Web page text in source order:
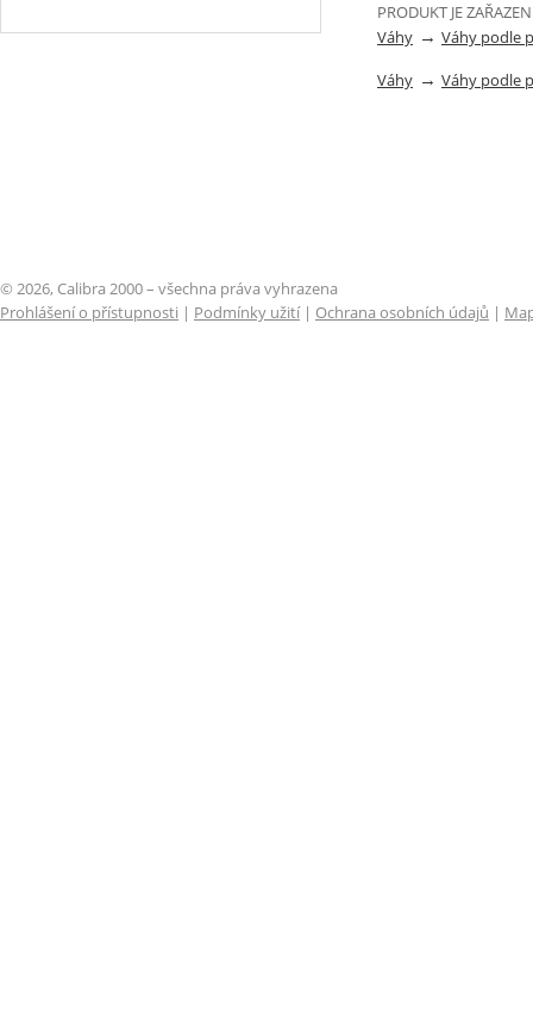
PRODUKT JE
Váhy → Váhy podle
Váhy → Váhy podle
© 2026, Calibra 2000 – všechna práva vyhrazena
Prohlášení o přístupnosti | Podmínky užití| Ochrana osobních údajů |